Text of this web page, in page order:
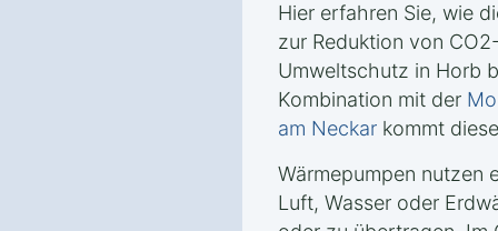
Hier erfahren Sie, wie
zur Reduktion von
Umweltschutz in Horb
Kombination mit der
am Neckar kommt
Wärmepumpen nutzen
Luft, Wasser oder